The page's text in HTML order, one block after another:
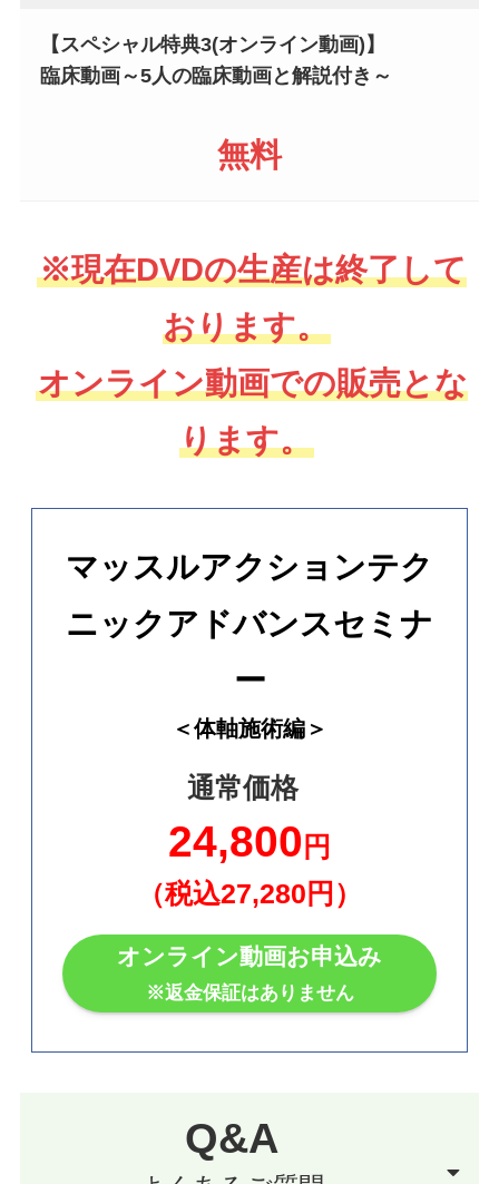
【スペシャル特典3(オンライン動画)】
臨床動画～5人の臨床動画と解説付き～
無料
※現在DVDの生産は終了して
おります。
オンライン動画での販売とな
ります。
マッスルアクションテク
ニックアドバンスセミナ
ー
＜体軸施術編＞
通常価格
24,800 円
（税込27,280円）
オンライン動画お申込み
※返金保証はありません
Q&A